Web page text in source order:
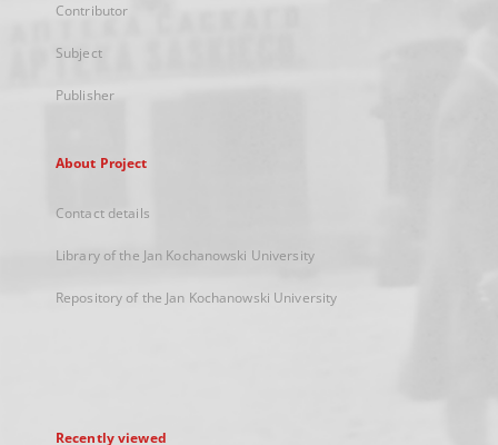
Contributor
Subject
Publisher
About Project
Contact details
Library of the Jan Kochanowski University
Repository of the Jan Kochanowski University
Recently viewed